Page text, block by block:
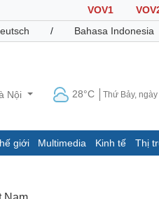
VOV1
/ Bahasa Indonesia
Nội 28°C Thứ Bảy,
giới Multimedia Kinh tế Thị
24h